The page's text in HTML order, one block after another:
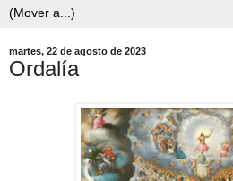
martes, 22 de agosto de 2023
Ordalía